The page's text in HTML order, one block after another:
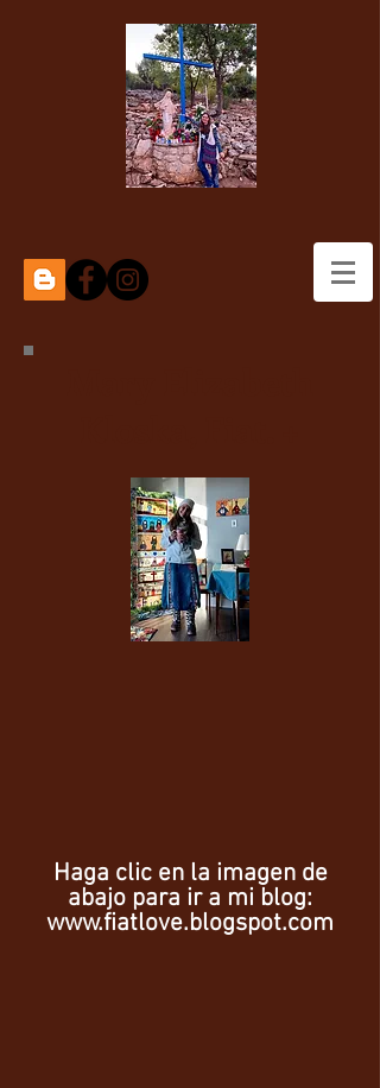
Haga clic en la imagen de
abajo para ir a mi blog:
www.fiatlove.blogspot.com